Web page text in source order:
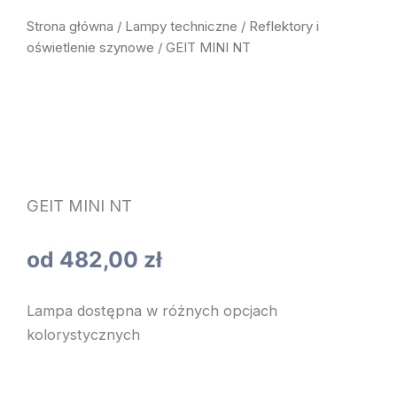
Strona główna / Lampy techniczne / Reflektory i
oświetlenie szynowe / GEIT MINI NT
GEIT MINI NT
od 482,00 zł
Lampa dostępna w różnych opcjach
kolorystycznych